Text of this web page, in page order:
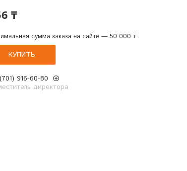
₸
сумма заказа на сайте — 50 000 ₸
КУПИТЬ
916-60-80
директора